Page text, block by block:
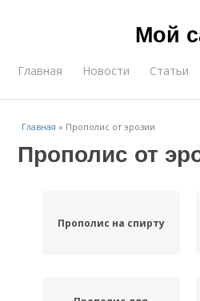
Мой
Главная Новости Статьи
Главная » Прополис от эрозии
Прополис от
Прополис на спирту